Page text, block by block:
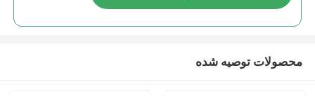
محصولات توصیه شده